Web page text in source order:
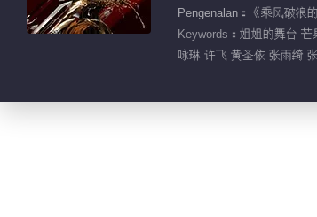
Pengenalan：《乘风破浪
Keywords： 姐姐的舞台 芒
咏琳 许飞 黄圣依 张雨绮